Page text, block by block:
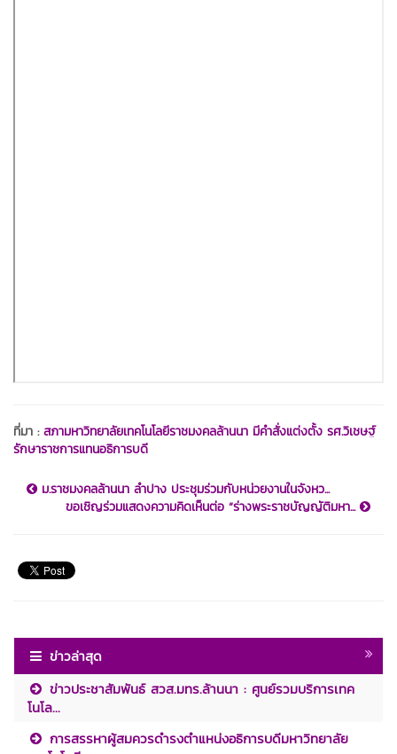
ที่มา :สภามหาวิทยาลัยเทคโนโลยีราชมงคลล้านนา มีคำสั่งแต่งตั้ง รศ.วิเชษฐ์
รักษาราชการแทนอธิการบดี
ม.ราชมงคลล้านนา ลำปาง ประชุมร่วมกับหน่วยงานในจังหว...
ขอเชิญร่วมแสดงความคิดเห็นต่อ “ร่างพระราชบัญญัติมหา...
ข่าวล่าสุด
ข่าวประชาสัมพันธ์ สวส.มทร.ล้านนา : ศูนย์รวมบริการเทค
โนโล...
การสรรหาผู้สมควรดำรงตำแหน่งอธิการบดีมหาวิทยาลัย